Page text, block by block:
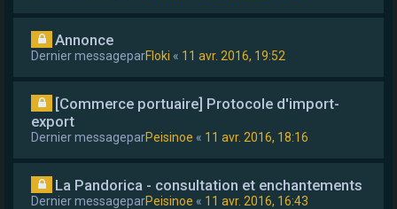
Annonce
Dernier messageparFloki « 11 avr. 2016, 19:52
[Commerce portuaire] Protocole d'import-
export
Dernier messageparPeisinoe « 11 avr. 2016, 18:16
La Pandorica - consultation et enchantements
Dernier messageparPeisinoe « 11 avr. 2016, 16:43